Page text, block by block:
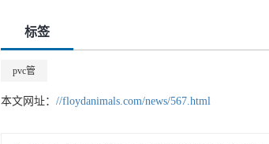
标签
pvc管
本文网址： //floydanimals.com/news/567.html